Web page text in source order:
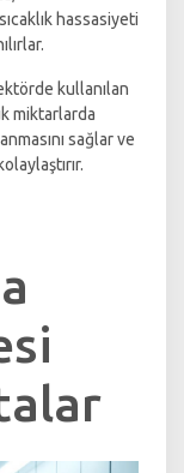
hassasiyeti
kullanılan
miktarlarda
sağlar ve